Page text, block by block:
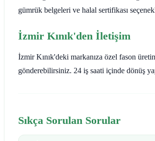
gümrük belgeleri ve halal sertifikası
İzmir Kınık'den İletişim
İzmir Kınık'deki markanıza özel fason
gönderebilirsiniz. 24 iş saati içinde dönüş
Sıkça Sorulan Sorular